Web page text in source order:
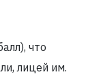
что
лицей им.